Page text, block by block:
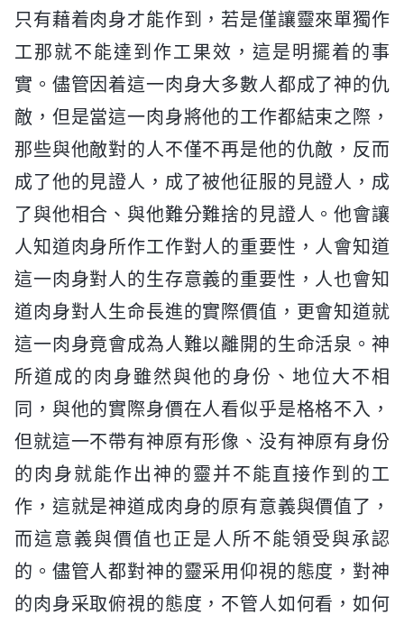
只有藉着肉身才能作到，若是僅讓靈來單獨作
工那就不能達到作工果效，這是明擺着的事
實。儘管因着這一肉身大多數人都成了神的仇
敵，但是當這一肉身將他的工作都結束之際，
那些與他敵對的人不僅不再是他的仇敵，反而
成了他的見證人，成了被他征服的見證人，成
了與他相合、與他難分難捨的見證人。他會讓
人知道肉身所作工作對人的重要性，人會知道
這一肉身對人的生存意義的重要性，人也會知
道肉身對人生命長進的實際價值，更會知道就
這一肉身竟會成為人難以離開的生命活泉。神
所道成的肉身雖然與他的身份、地位大不相
同，與他的實際身價在人看似乎是格格不入，
但就這一不帶有神原有形像、没有神原有身份
的肉身就能作出神的靈并不能直接作到的工
作，這就是神道成肉身的原有意義與價值了，
而這意義與價值也正是人所不能領受與承認
的。儘管人都對神的靈采用仰視的態度，對神
的肉身采取俯視的態度，不管人如何看，如何